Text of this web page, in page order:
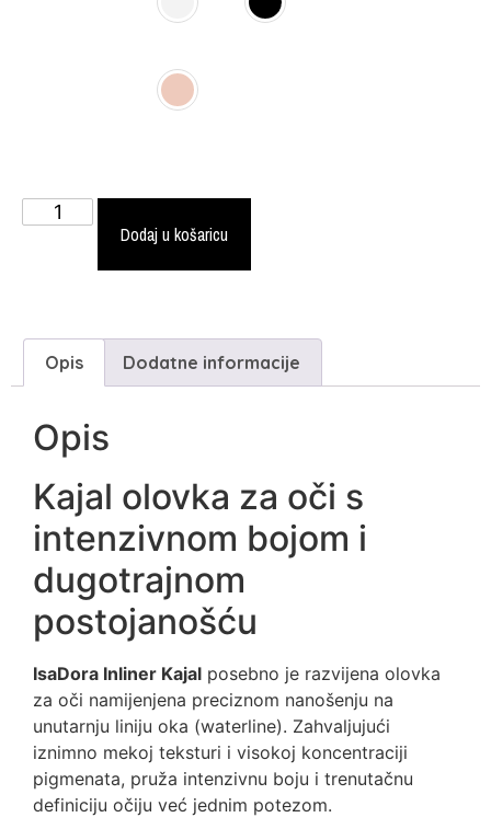
Dodaj u košaricu
Opis Dodatne informacije
Opis
Kajal olovka za oči s
intenzivnom bojom i
dugotrajnom
postojanošću
IsaDora Inliner Kajal posebno je razvijena olovka
za oči namijenjena preciznom nanošenju na
unutarnju liniju oka (waterline). Zahvaljujući
iznimno mekoj teksturi i visokoj koncentraciji
pigmenata, pruža intenzivnu boju i trenutačnu
definiciju očiju već jednim potezom.